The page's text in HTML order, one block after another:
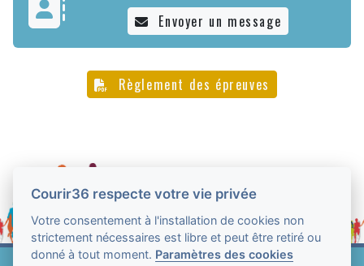
Envoyer un message
Règlement des épreuves
Courir36 respecte votre vie privée
Votre consentement à l'installation de cookies non
strictement nécessaires est libre et peut être retiré ou
donné à tout moment. Paramètres des cookies